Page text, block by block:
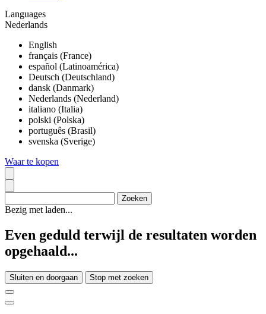
Languages
Nederlands
English
français (France)
español (Latinoamérica)
Deutsch (Deutschland)
dansk (Danmark)
Nederlands (Nederland)
italiano (Italia)
polski (Polska)
português (Brasil)
svenska (Sverige)
Waar te kopen
Bezig met laden...
Even geduld terwijl de resultaten worden
opgehaald...
Sluiten en doorgaan Stop met zoeken